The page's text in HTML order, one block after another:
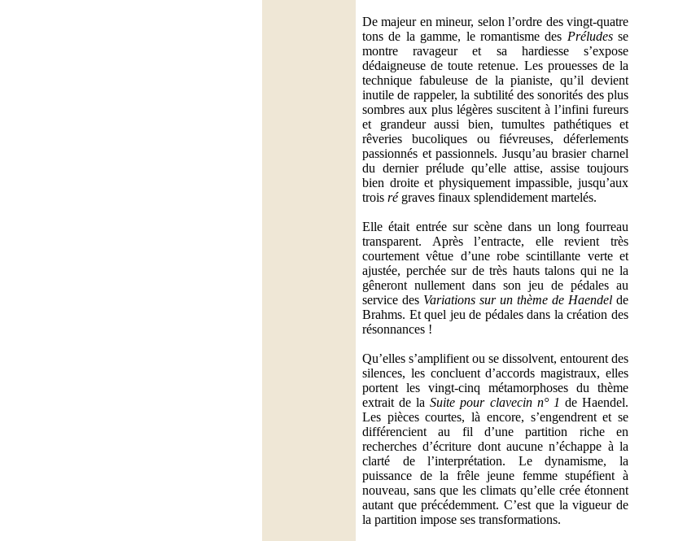
De majeur en mineur, selon l’ordre des vingt-quatre
tons de la gamme, le romantisme des Préludesse
montre ravageur et sa hardiesse s’expose
dédaigneuse de toute retenue. Les prouesses de la
technique fabuleuse de la pianiste, qu’il devient
inutile de rappeler, la subtilité des sonorités des plus
sombres aux plus légères suscitent à l’infini fureurs
et grandeur aussi bien, tumultes pathétiques et
rêveries bucoliques ou fiévreuses, déferlements
passionnés et passionnels. Jusqu’au brasier charnel
du dernier prélude qu’elle attise, assise toujours
bien droite et physiquement impassible, jusqu’aux
trois régraves finaux splendidement martelés.
Elle était entrée sur scène dans un long fourreau
transparent. Après l’entracte, elle revient très
courtement vêtue d’une robe scintillante verte et
ajustée, perchée sur de très hauts talons qui ne la
gêneront nullement dans son jeu de pédales au
service des Variations sur un thème de Haendel de
Brahms. Et quel jeu de pédales dans la création des
résonnances !
Qu’elles s’amplifient ou se dissolvent, entourent des
silences, les concluent d’accords magistraux, elles
portent les vingt-cinq métamorphoses du thème
extrait de laSuite pour clavecin n° 1 de Haendel.
Les pièces courtes, là encore, s’engendrent et se
différencient au fil d’une partition riche en
recherches d’écriture dont aucune n’échappe à la
clarté de l’interprétation. Le dynamisme, la
puissance de la frêle jeune femme stupéfient à
nouveau, sans que les climats qu’elle crée étonnent
autant que précédemment. C’est que la vigueur de
la partition impose ses transformations.